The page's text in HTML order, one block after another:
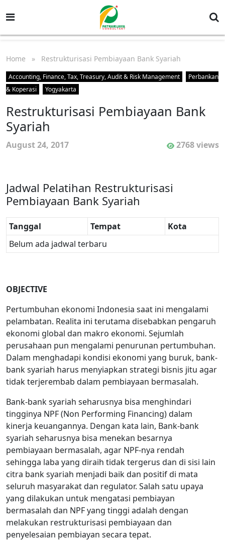
Home » Restrukturisasi Pembiayaan Bank Syariah
Accounting, Finance, Tax, Treasury, Audit & Risk Management
Perbankan
& Koperasi
Yogyakarta
Restrukturisasi Pembiayaan Bank
Syariah
August 24, 2017 2768 views
Jadwal Pelatihan Restrukturisasi
Pembiayaan Bank Syariah
Tanggal Tempat
Kota
Belum ada jadwal terbaru
OBJECTIVE
Pertumbuhan ekonomi Indonesia saat ini mengalami
pelambatan. Realita ini terutama disebabkan pengaruh
ekonomi global dan makro ekonomi. Sejumlah
perusahaan pun mengalami penurunan pertumbuhan.
Dalam menghadapi kondisi ekonomi yang buruk, bank-
bank syariah harus menyiapkan strategi bisnis jitu agar
tidak terjerembab dalam pembiayaan bermasalah.
Bank-bank syariah seharusnya bisa menghindari
tingginya NPF (Non Performing Financing) dalam
kinerja keuangannya. Dengan kata lain, Bank-bank
syariah seharusnya bisa menekan besarnya
pembiayaan bermasalah, agar NPF-nya rendah
sehingga laba yang diraih tidak tergerus dan di sisi lain
citra bank syariah menjadi baik dan positif di mata
seluruh masyarakat dan regulator. Salah satu upaya
yang dilakukan untuk mengatasi pembiayan
bermasalah dan NPF yang tinggi adalah dengan
melakukan restrukturisasi pembiayaan dan
penyelesaian pembiayan secara tepat.